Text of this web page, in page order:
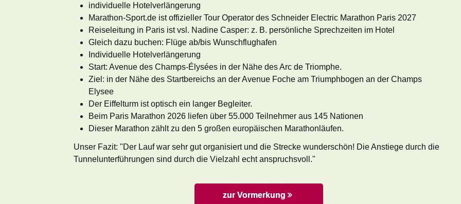
individuelle Hotelverlängerung
Marathon-Sport.de ist offizieller Tour Operator des Schneider Electric Marathon Paris 2027
Reiseleitung in Paris ist vsl. Nadine Casper: z. B. persönliche Sprechzeiten im Hotel
Gleich dazu buchen: Flüge ab/bis Wunschflughafen
Individuelle Hotelverlängerung
Start: Avenue des Champs-Élysées in der Nähe des Arc de Triomphe.
Ziel: in der Nähe des Startbereichs an der Avenue Foche am Triumphbogen an der Champs
Elysee
Der Eiffelturm ist optisch ein langer Begleiter.
Beim Paris Marathon 2026 liefen über 55.000 Teilnehmer aus 145 Nationen
Dieser Marathon zählt zu den 5 großen europäischen Marathonläufen.
Unser Fazit: "Der Lauf war sehr gut organisiert und die Strecke wunderschön! Die Anstiege durch die
Tunnelunterführungen sind durch die Vielzahl echt anspruchsvoll."
zur Vormerkung